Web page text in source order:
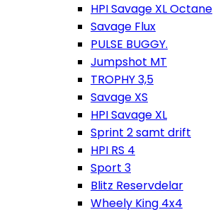
HPI Savage XL Octane
Savage Flux
PULSE BUGGY.
Jumpshot MT
TROPHY 3,5
Savage XS
HPI Savage XL
Sprint 2 samt drift
HPI RS 4
Sport 3
Blitz Reservdelar
Wheely King 4x4